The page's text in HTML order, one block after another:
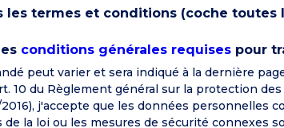
les termes et conditions (coche toutes
conditions générales requises pour
peut varier et sera indiqué à la dernière
10 du Règlement général sur la protection
2016), j'accepte que les données
de la loi ou les mesures de sécurité connexes